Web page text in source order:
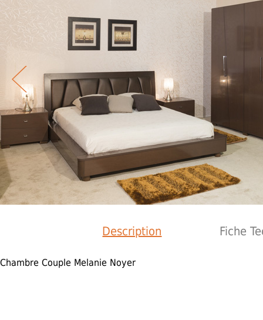
Description Fiche
Chambre Couple Melanie Noyer